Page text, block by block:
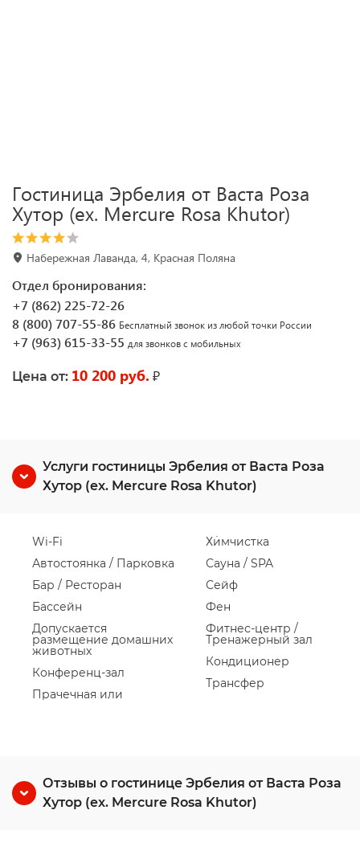
Гостиница Эрбелия от Васта Роза
Хутор (ex. Mercure Rosa Khutor)
Набережная Лаванда, 4, Красная Поляна
Отдел бронирования:
+7 (862) 225-72-26
8 (800) 707-55-86 Бесплатный звонок из любой точки России
+7 (963) 615-33-55 для звонков с мобильных
Цена от: 10 200 руб. ₽
Услуги гостиницы Эрбелия от Васта Роза
Хутор (ex. Mercure Rosa Khutor)
Wi-Fi
Автостоянка / Парковка
Бар / Ресторан
Бассейн
Допускается
размещение домашних
животных
Конференц-зал
Прачечная или
Химчистка
Сауна / SPA
Сейф
Фен
Фитнес-центр /
Тренажерный зал
Кондиционер
Трансфер
Отзывы о гостинице Эрбелия от Васта Роза
Хутор (ex. Mercure Rosa Khutor)